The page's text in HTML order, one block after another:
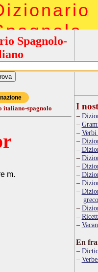
Spagnolo-
italiano-spagnolo
m.
I
En